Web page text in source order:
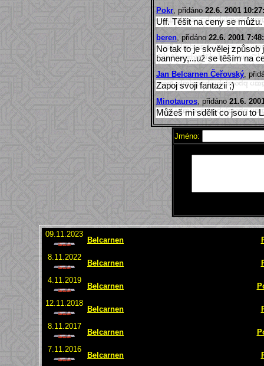
Pokr , přidáno 22.6. 2001
Uff. Těšit na ceny se
beren , přidáno 22.6. 2001
No tak to je skvělej
bannery,...už se těším na
Jan Belcarnen Čeřovský ,
Zapoj svoji fantazii ;)
Minotauros , přidáno 21.6.
Můžeš mi sdělit co jsou to
Jméno:
09.11.2023
Belcarnen
8.11.2022
Belcarnen
4.11.2019
Belcarnen
12.11.2018
Belcarnen
8.11.2017
Belcarnen
7.11.2016
Belcarnen